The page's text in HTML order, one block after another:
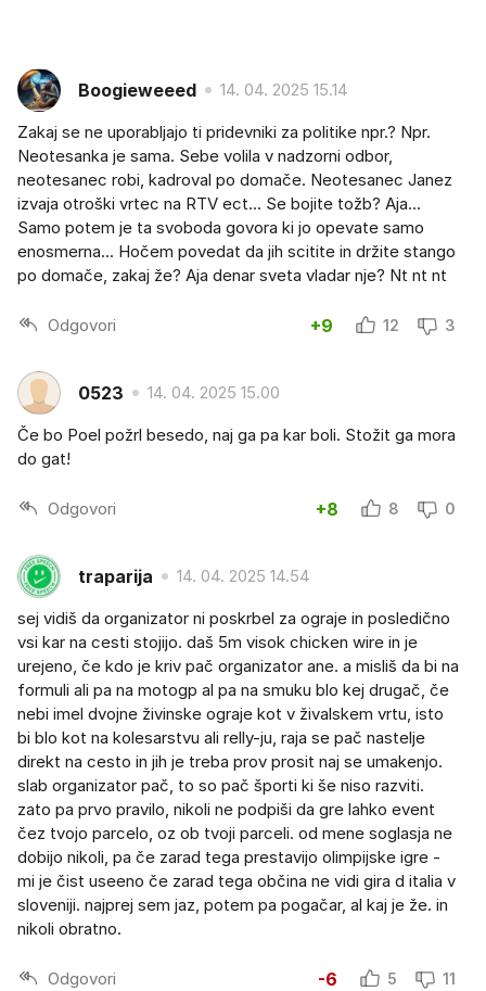
Boogieweeed 14. 04. 2025 15.14
Zakaj se ne uporabljajo ti pridevniki za politike npr.? Npr.
Neotesanka je sama. Sebe volila v nadzorni odbor,
neotesanec robi, kadroval po domače. Neotesanec Janez
izvaja otroški vrtec na RTV ect... Se bojite tožb? Aja...
Samo potem je ta svoboda govora ki jo opevate samo
enosmerna... Hočem povedat da jih scitite in držite stango
po domače, zakaj že? Aja denar sveta vladar nje? Nt nt nt
Odgovori +9 12 3
0523 14. 04. 2025 15.00
Če bo Poel požrl besedo, naj ga pa kar boli. Stožit ga mora
do gat!
Odgovori +8 8 0
traparija 14. 04. 2025 14.54
sej vidiš da organizator ni poskrbel za ograje in posledično
vsi kar na cesti stojijo. daš 5m visok chicken wire in je
urejeno, če kdo je kriv pač organizator ane. a misliš da bi na
formuli ali pa na motogp al pa na smuku blo kej drugač, če
nebi imel dvojne živinske ograje kot v živalskem vrtu, isto
bi blo kot na kolesarstvu ali relly-ju, raja se pač nastelje
direkt na cesto in jih je treba prov prosit naj se umakenjo.
slab organizator pač, to so pač športi ki še niso razviti.
zato pa prvo pravilo, nikoli ne podpiši da gre lahko event
čez tvojo parcelo, oz ob tvoji parceli. od mene soglasja ne
dobijo nikoli, pa če zarad tega prestavijo olimpijske igre -
mi je čist useeno če zarad tega občina ne vidi gira d italia v
sloveniji. najprej sem jaz, potem pa pogačar, al kaj je že. in
nikoli obratno.
Odgovori -6 5 11